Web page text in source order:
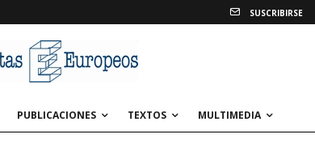
SUSCRIBIRSE
PUBLICACIONES TEXTOS MULTIMEDIA